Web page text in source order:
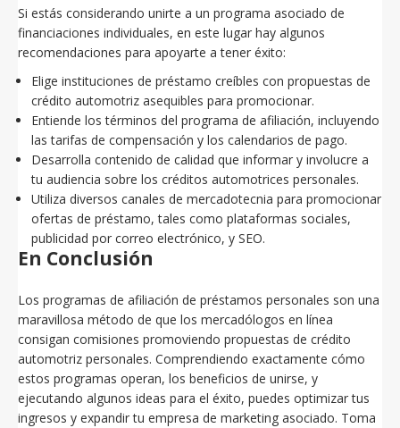
Si estás considerando unirte a un programa asociado de
financiaciones individuales, en este lugar hay algunos
recomendaciones para apoyarte a tener éxito:
Elige instituciones de préstamo creíbles con propuestas de
crédito automotriz asequibles para promocionar.
Entiende los términos del programa de afiliación, incluyendo
las tarifas de compensación y los calendarios de pago.
Desarrolla contenido de calidad que informar y involucre a
tu audiencia sobre los créditos automotrices personales.
Utiliza diversos canales de mercadotecnia para promocionar
ofertas de préstamo, tales como plataformas sociales,
publicidad por correo electrónico, y SEO.
En Conclusión
Los programas de afiliación de préstamos personales son una
maravillosa método de que los mercadólogos en línea
consigan comisiones promoviendo propuestas de crédito
automotriz personales. Comprendiendo exactamente cómo
estos programas operan, los beneficios de unirse, y
ejecutando algunos ideas para el éxito, puedes optimizar tus
ingresos y expandir tu empresa de marketing asociado. Toma